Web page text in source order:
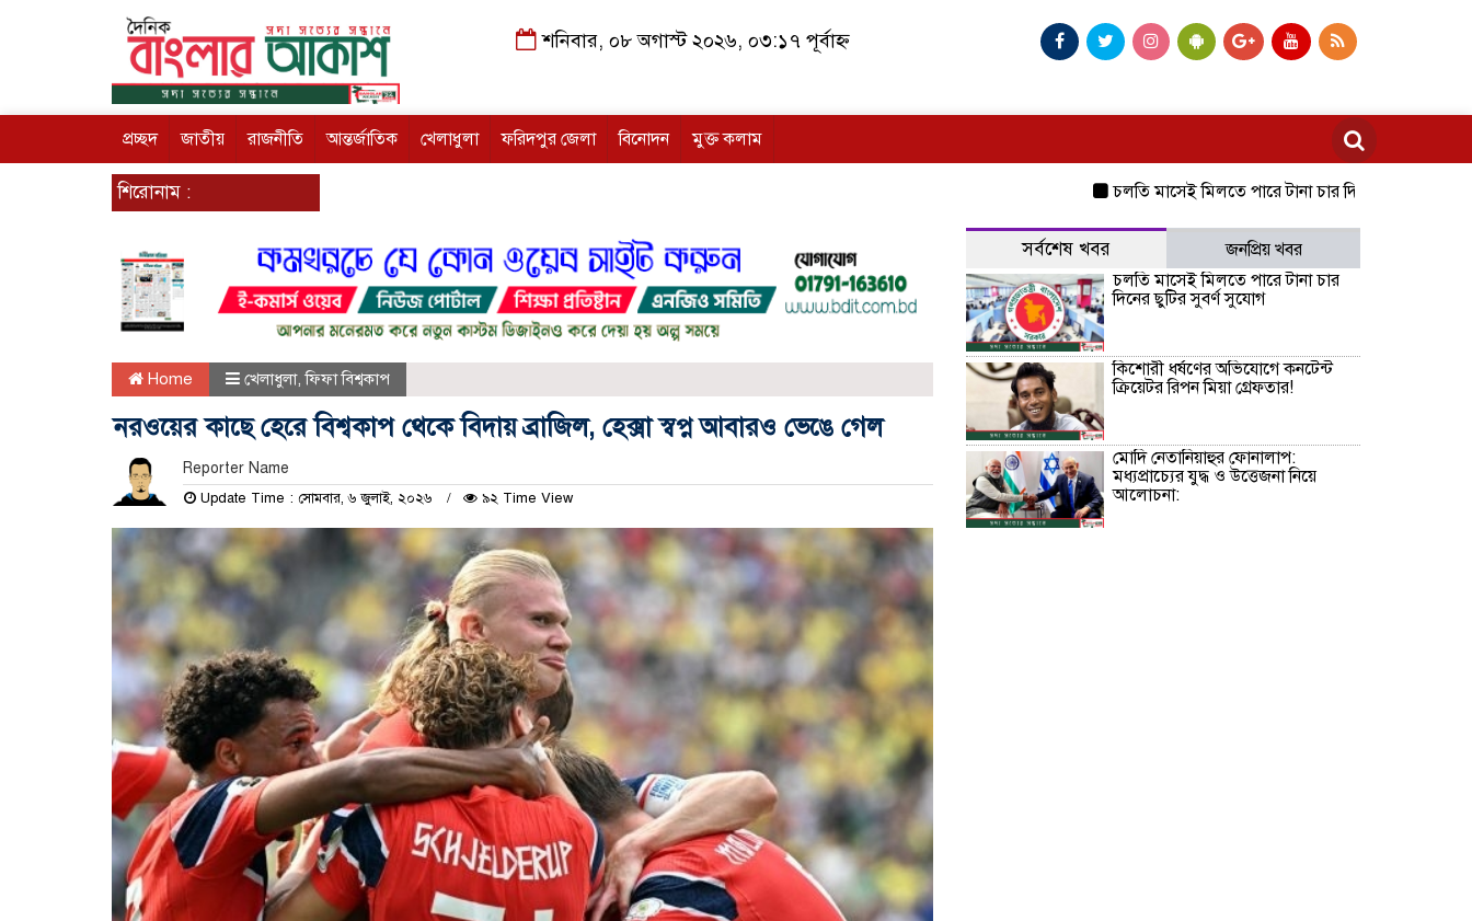
শনিবার, ০৮ অগাস্ট ২০২৬, ০৩:১৭ পূর্বাহ্ন
প্রচ্ছদ জাতীয় রাজনীতি আন্তর্জাতিক খেলাধুলা ফরিদপুর জেলা বিনোদন মুক্ত কলাম
শিরোনাম : চলতি মাসেই মিলতে পারে টানা চার দিনের ছুটির সুবর্ণ সুযোগ
Home খেলাধুলা,ফিফা বিশ্বকাপ
নরওয়ের কাছে হেরে বিশ্বকাপ থেকে বিদায় ব্রাজিল, হেক্সা স্বপ্ন আবারও ভেঙে গেল
Reporter Name
Update Time : সোমবার, ৬ জুলাই, ২০২৬ ৯২ Time View
সর্বশেষ খবর
জনপ্রিয় খবর
চলতি মাসেই মিলতে পারে টানা চার
দিনের ছুটির সুবর্ণ সুযোগ
কিশোরী ধর্ষণের অভিযোগে কনটেন্ট
ক্রিয়েটর রিপন মিয়া গ্রেফতার!
মোদি নেতানিয়াহুর ফোনালাপ:
মধ্যপ্রাচ্যের যুদ্ধ ও উত্তেজনা নিয়ে
আলোচনা: